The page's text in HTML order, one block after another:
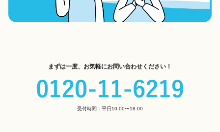
まずは一度、お気軽にお問い合わせください！
受付時間：平日10:00〜18:00